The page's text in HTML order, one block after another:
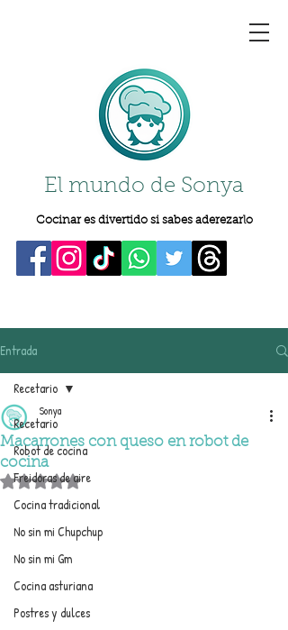
El mundo de Sonya
Cocinar es divertido si sabes aderezarlo
Entrada
Recetario
Robot de cocina
Freidoras de aire
Cocina tradicional
No sin mi Chupchup
No sin mi Gm
Cocina asturiana
Postres y dulces
Recetario
Macarrones con queso en robot de
cocina
Sonya
Obtuvo NaN de 5 estrellas.